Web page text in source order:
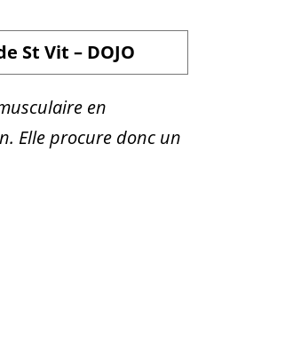
St Vit – DOJO
en
Elle procure donc un